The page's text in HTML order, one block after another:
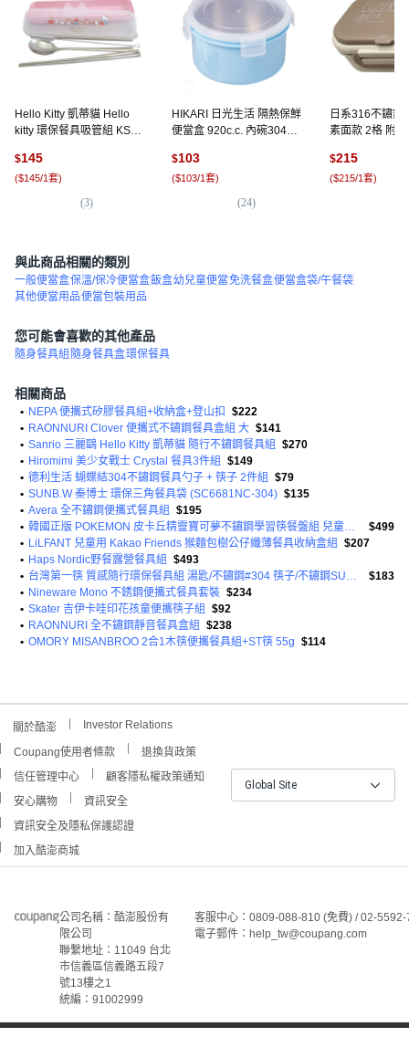
Hello Kitty 凱蒂貓 Hello
kitty 環保餐具吸管組 KS-
管 + 清潔刷 + 餐盒, 不鏽鋼
銀色 + 粉色 + 透明色, 1組
$145
($145/1套)
(3)
HIKARI 日光生活 隔熱保鮮
便當盒 920c.c. 內碗304不
$103
($103/1套)
(24)
日系316不鏽鋼
素面款 2格 附
$215
($215/1套)
4
與此商品相關的類別
一般便當盒保溫/保冷便當盒飯盒幼兒童便當免洗餐盒便當盒袋/午餐袋
其他便當用品便當包裝用品
您可能會喜歡的其他產品
隨身餐具組 隨身餐具盒環保餐具
相關商品
• NEPA 便攜式矽膠餐具組+收納盒+登山扣
$222
• RAONNURI Clover 便攜式不鏽鋼餐具盒組 大 $141
• Sanrio 三麗鷗 Hello Kitty 凱蒂貓 隨行不鏽鋼餐具組
$270
• Hiromimi 美少女戰士 Crystal 餐具3件組
$149
• 德利生活 蝴蝶結304不鏽鋼餐具勺子 + 筷子 2件組
$79
• SUNB.W 秦博士 環保三角餐具袋 (SC6681NC-304) $135
• Avera 全不鏽鋼便攜式餐具組
$195
•
韓國正版 POKEMON 皮卡丘精靈寶可夢不鏽鋼學習筷餐盤組 兒童餐具 左右手適用 可換造型
$499
• LiLFANT 兒童用 Kakao Friends 猴麵包樹公仔纖薄餐具收納盒組
$207
• Haps Nordic野餐露營餐具組
$493
•
台灣第一筷 質感隨行環保餐具組 湯匙/不鏽鋼#304 筷子/不鏽鋼SUS#316 + SPS食品級樹脂 餐具盒:PP
$183
• Nineware Mono 不銹鋼便攜式餐具套裝 $234
• Skater 吉伊卡哇印花孩童便攜筷子組
$92
• RAONNURI 全不鏽鋼靜音餐具盒組
$238
• OMORY MISANBROO 2合1木筷便攜餐具組+ST筷 55g $114
關於酷澎 Investor Relations
Coupang使用者條款
退換貨政策
信任管理中心
顧客隱私權政策通知
安心購物
資訊安全
資訊安全及隱私保護認證
加入酷澎商城
Global Site
公司名稱：酷澎股份有
限公司
聯繫地址：11049 台北
市信義區信義路五段7
號13樓之1
統編：91002999
客服中心：0809-088-810 (免費) / 02-
電子郵件：help_tw@coupang.com